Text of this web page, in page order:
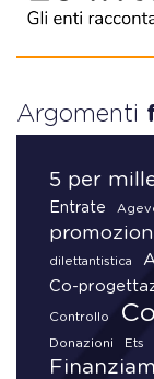
Argomenti
5 per
Entrate
dilettantistica
Co-
Controllo
Donazioni Ets